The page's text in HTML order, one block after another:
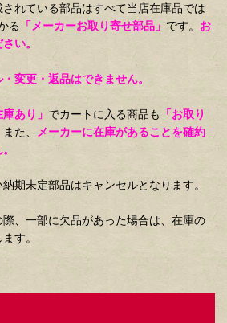
されている部品はすべて当店在庫品では
る 「メーカーお取り寄せ部品」 です。 お
い。
変更・返品はできません。
庫あり」 でカートに入る商品も 「お取り
た、
メーカーに在庫があることを確約
期未定部品はキャンセルとなります。
際、一部に欠品があった場合は、在庫の
す。